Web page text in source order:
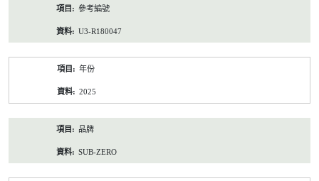
參考編號
U3-R180047
年份
2025
品牌
SUB-ZERO